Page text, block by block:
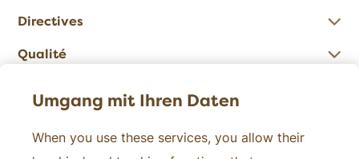
Directives
Qualité
Umgang mit Ihren Daten
When you use these services, you allow their